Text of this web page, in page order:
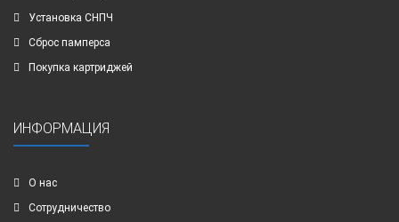
Установка СНПЧ
Сброс памперса
Покупка картриджей
ИНФОРМАЦИЯ
О нас
Сотрудничество